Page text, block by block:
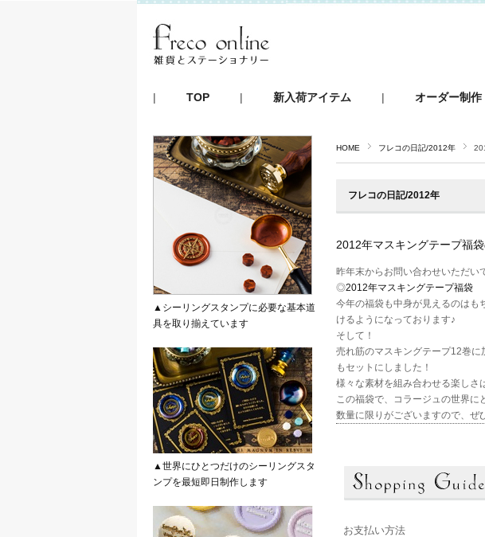
TOP 新入荷アイテム オーダー制作
HOME フレコの日記/2012年
フレコの日記/2012年
2012年マスキングテープ福
昨年末からお問い合わせいただい
◎2012年マスキングテープ福袋
今年の福袋も中身が見えるのはも
けるようになっております♪
そして！
売れ筋のマスキングテープ12巻
もセットにしました！
様々な素材を組み合わせる楽しさ
この福袋で、コラージュの世界に
数量に限りがございますので、ぜ
お支払い方法
▲シーリングスタンプに必要な基本道
具を取り揃えています
▲世界にひとつだけのシーリングスタ
ンプを最短即日制作します